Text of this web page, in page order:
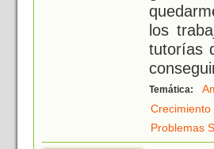
los
tutorías
Temática:
Crecimiento
Problemas